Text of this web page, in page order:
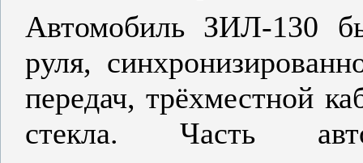
Автомобиль ЗИЛ-130
руля,
передач, трёхместной
стекла. Часть